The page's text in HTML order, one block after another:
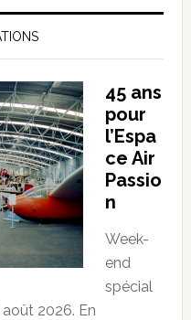
45 ans
pour
l’Espa
ce Air
Passio
n
Week-
end
spécial
2026. En